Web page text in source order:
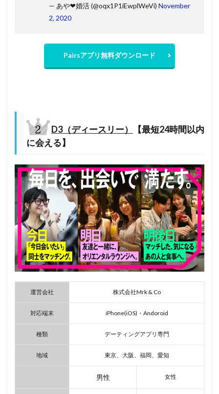
— あや❤婚活 (@oqx1P1iEwplWeVi) November
2, 2020
Pairsアプリ無料ダウンロード
D3（ディースリー）
【最短24時間以内
に会える】
運営会社 株式会社Mrk & Co
対応端末 iPhone(iOS)・Andoroid
種類 デーティングアプリ専門
地域 東京、大阪、福岡、愛知
男性 女性